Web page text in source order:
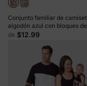
Conjunto familiar de
algodón azul con bloques de
vestido fruncido con mangas
de $12.99